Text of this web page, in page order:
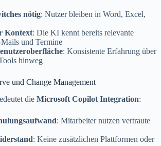
nötig: Nutzer bleiben in Word, Excel,
Kontext: Die KI kennt bereits relevante
und Termine
: Konsistente Erfahrung über
hinweg
und Change Management
die Microsoft Copilot Integration:
: Mitarbeiter nutzen vertraute
: Keine zusätzlichen Plattformen oder